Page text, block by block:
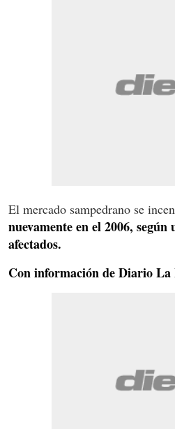
El mercado sampedrano se
nuevamente en el 2006,
afectados.
Con información de Diario La